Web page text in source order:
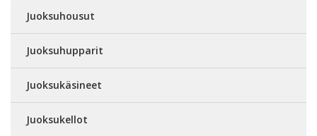
Juoksuhousut
Juoksuhupparit
Juoksukäsineet
Juoksukellot